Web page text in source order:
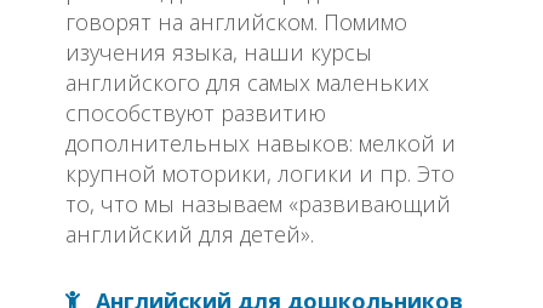
говорят на английском. Помимо
изучения языка, наши курсы
английского для самых маленьких
способствуют развитию
дополнительных навыков: мелкой и
крупной моторики, логики и пр. Это
то, что мы называем «развивающий
английский для детей».
Английский для дошкольников